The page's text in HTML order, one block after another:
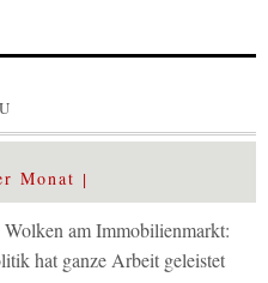
Monat
am Immobilienmarkt:
hat ganze Arbeit geleistet